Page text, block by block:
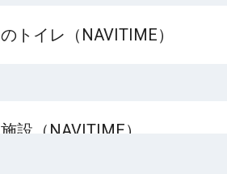
トイレ（NAVITIME）
設（NAVITIME）